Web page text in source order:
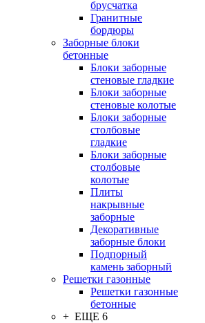
брусчатка
Гранитные
бордюры
Заборные блоки
бетонные
Блоки заборные
стеновые гладкие
Блоки заборные
стеновые колотые
Блоки заборные
столбовые
гладкие
Блоки заборные
столбовые
колотые
Плиты
накрывные
заборные
Декоративные
заборные блоки
Подпорный
камень заборный
Решетки газонные
Решетки газонные
бетонные
+ ЕЩЕ 6